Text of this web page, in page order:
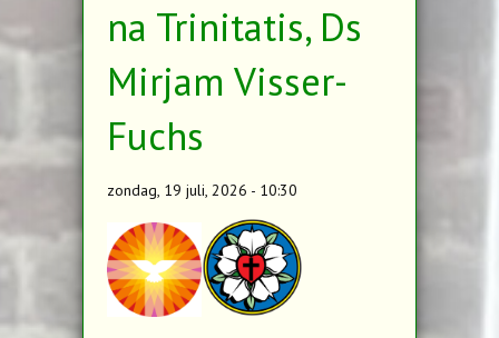
na Trinitatis, Ds
Mirjam Visser-
Fuchs
zondag, 19 juli, 2026 - 10:30